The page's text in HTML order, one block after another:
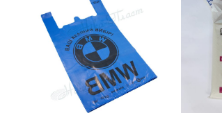
₴0.00
ADD TO
CART